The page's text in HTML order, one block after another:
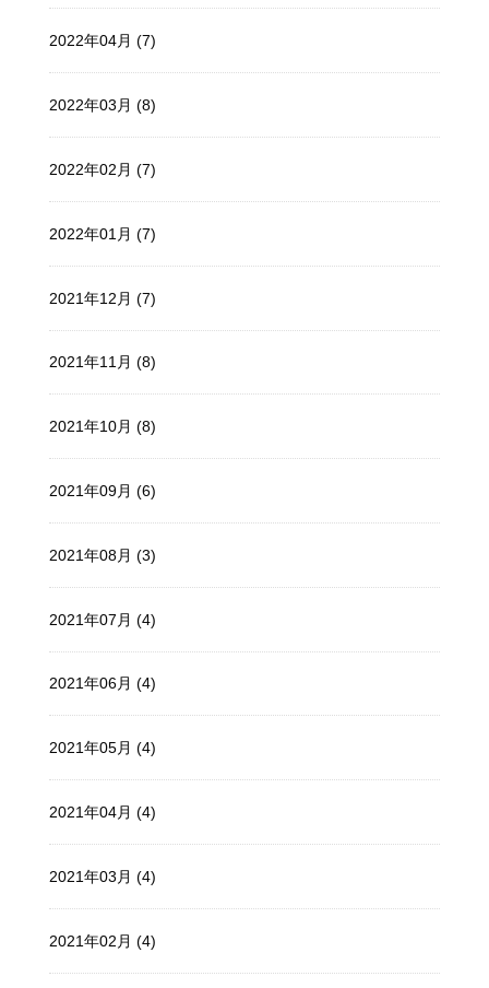
2022年04月 (7)
2022年03月 (8)
2022年02月 (7)
2022年01月 (7)
2021年12月 (7)
2021年11月 (8)
2021年10月 (8)
2021年09月 (6)
2021年08月 (3)
2021年07月 (4)
2021年06月 (4)
2021年05月 (4)
2021年04月 (4)
2021年03月 (4)
2021年02月 (4)